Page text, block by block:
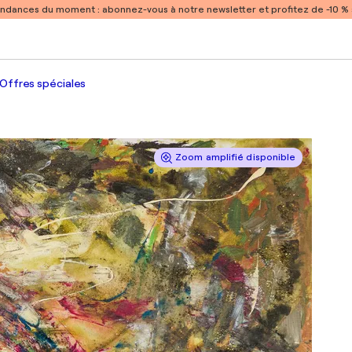
du moment : abonnez-vous à notre newsletter et profitez de -10
spéciales
Zoom amplifié disponible